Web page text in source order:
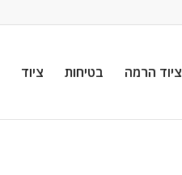
ציוד הרמה בטיחות ציוד